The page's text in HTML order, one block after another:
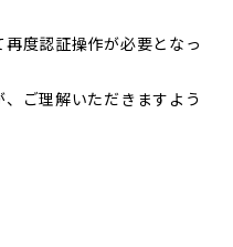
度認証操作が必要となっ
ご理解いただきますよう